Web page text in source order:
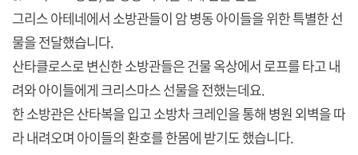
그리스 아테네에서 소방관들이 암 병동 아이들을 위한 특별한 선
물을 전달했습니다.
산타클로스로 변신한 소방관들은 건물 옥상에서 로프를 타고 내
려와 아이들에게 크리스마스 선물을 전했는데요.
한 소방관은 산타복을 입고 소방차 크레인을 통해 병원 외벽을 따
라 내려오며 아이들의 환호를 한몸에 받기도 했습니다.